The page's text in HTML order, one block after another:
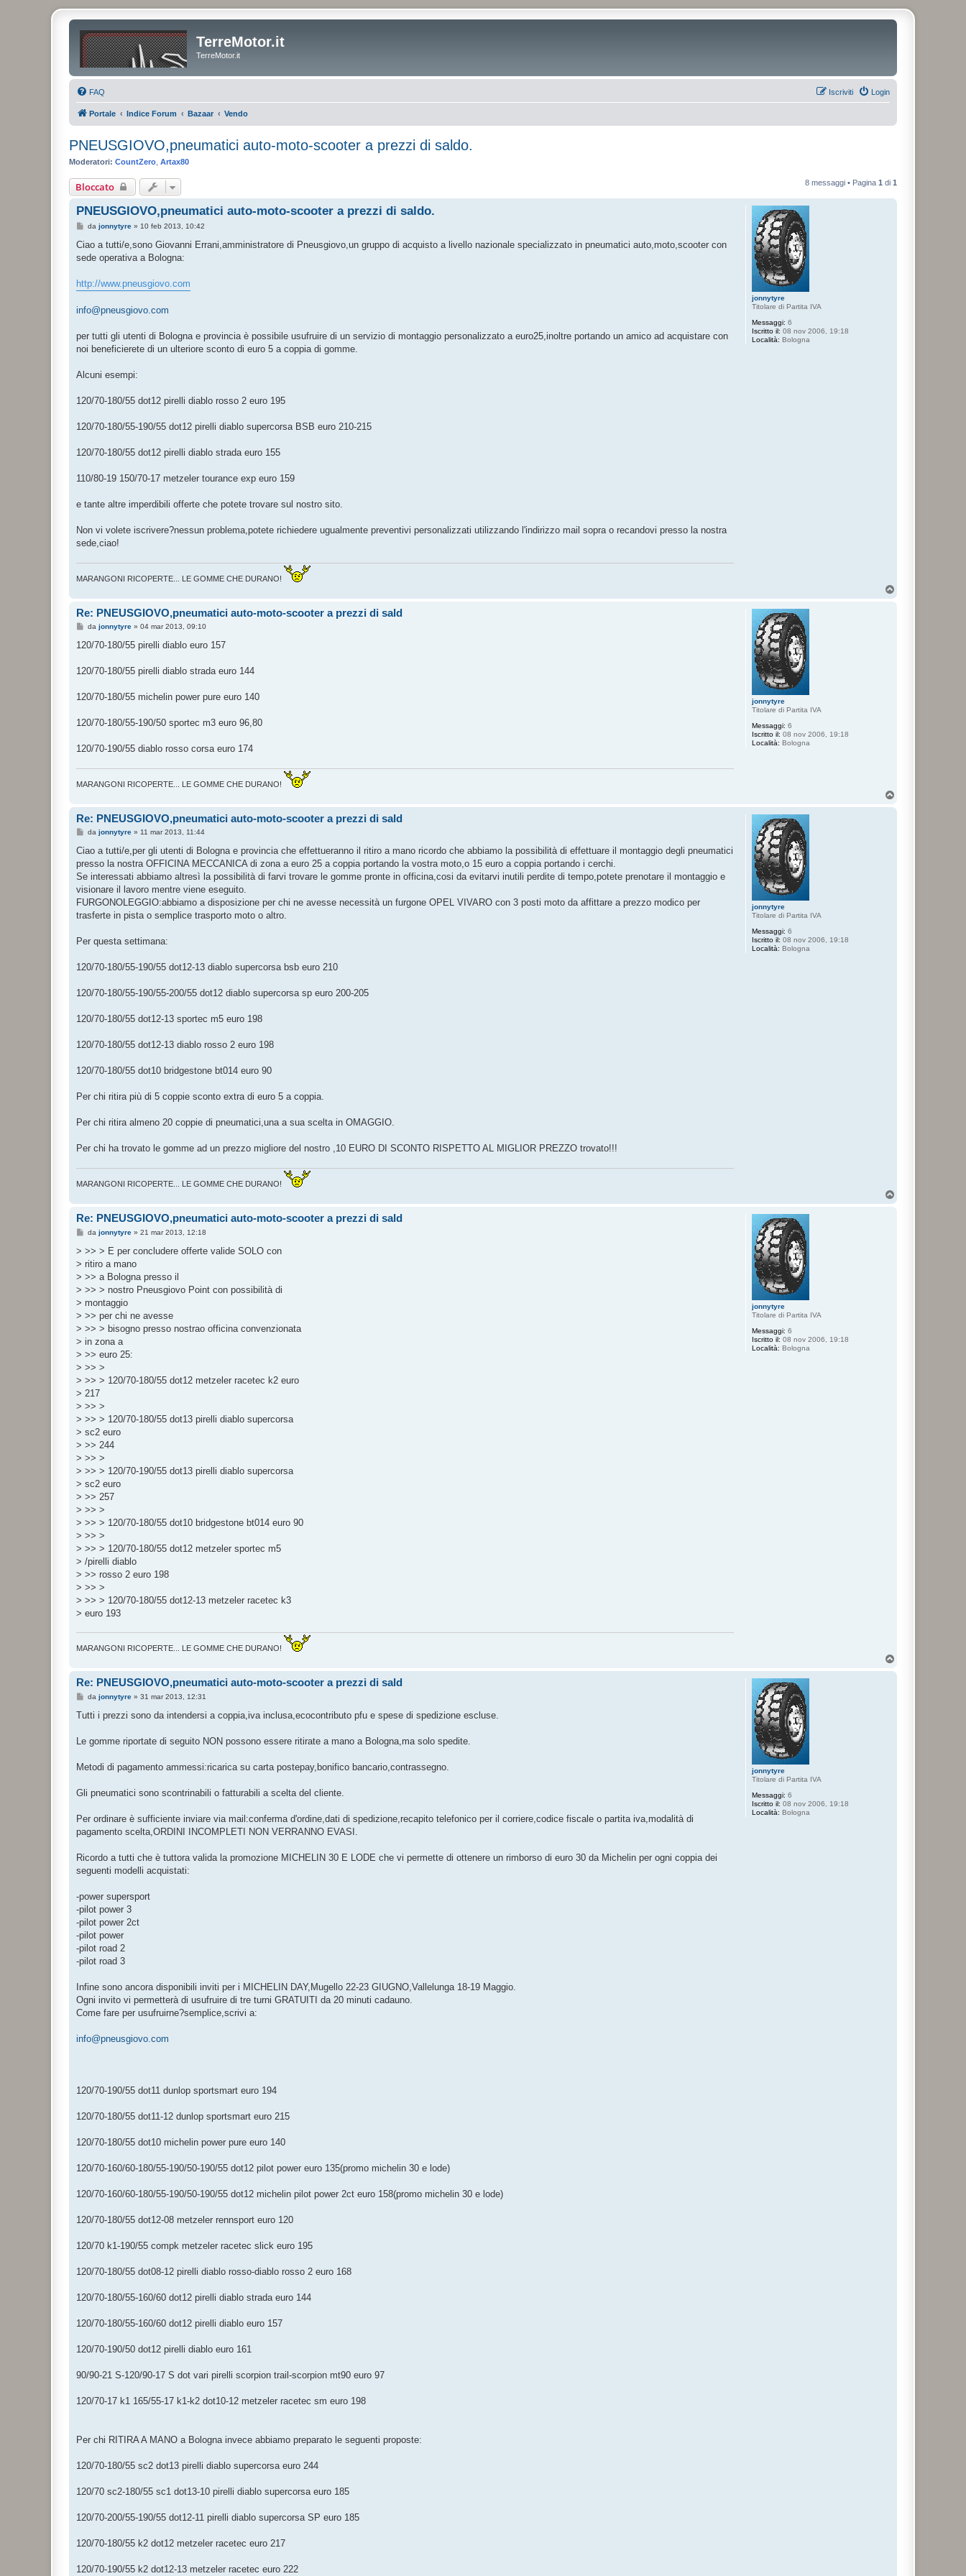
TerreMotor.it
TerreMotor.it
FAQ Login
Iscriviti
Portale Indice Forum Bazaar Vendo
PNEUSGIOVO,pneumatici auto-moto-scooter a prezzi di saldo.
Moderatori: CountZero Artax80
Bloccato 8 messaggi • Pagina 1 di 1
jonnytyre
Titolare di Partita IVA
Messaggi: 6
Iscritto il: 08 nov 2006, 19:18
Località: Bologna
PNEUSGIOVO,pneumatici auto-moto-scooter a prezzi di saldo.
M
s
a
i
da jonnytyre» 10 feb 2013, 10:42
Ciao a tutti/e,sono Giovanni Errani,amministratore di Pneusgiovo,un gruppo di acquisto a livello nazionale specializzato in pneumatici auto,moto,scooter con
sede operativa a Bologna:
http://www.pneusgiovo.com
info@pneusgiovo.com
per tutti gli utenti di Bologna e provincia è possibile usufruire di un servizio di montaggio personalizzato a euro25,inoltre portando un amico ad acquistare con
noi beneficierete di un ulteriore sconto di euro 5 a coppia di gomme.
Alcuni esempi:
120/70-180/55 dot12 pirelli diablo rosso 2 euro 195
120/70-180/55-190/55 dot12 pirelli diablo supercorsa BSB euro 210-215
120/70-180/55 dot12 pirelli diablo strada euro 155
110/80-19 150/70-17 metzeler tourance exp euro 159
e tante altre imperdibili offerte che potete trovare sul nostro sito.
Non vi volete iscrivere?nessun problema,potete richiedere ugualmente preventivi personalizzati utilizzando l'indirizzo mail sopra o recandovi presso la nostra
sede,ciao!
MARANGONI RICOPERTE... LE GOMME CHE DURANO!
jonnytyre
Titolare di Partita IVA
Messaggi: 6
Iscritto il: 08 nov 2006, 19:18
Località: Bologna
Re: PNEUSGIOVO,pneumatici auto-moto-scooter a prezzi di sald
M
s
g
o
da jonnytyre» 04 mar 2013, 09:10
120/70-180/55 pirelli diablo euro 157
120/70-180/55 pirelli diablo strada euro 144
120/70-180/55 michelin power pure euro 140
120/70-180/55-190/50 sportec m3 euro 96,80
120/70-190/55 diablo rosso corsa euro 174
MARANGONI RICOPERTE... LE GOMME CHE DURANO!
jonnytyre
Titolare di Partita IVA
Messaggi: 6
Iscritto il: 08 nov 2006, 19:18
Località: Bologna
Re: PNEUSGIOVO,pneumatici auto-moto-scooter a prezzi di sald
M
s
a
g
i
o
da jonnytyre» 11 mar 2013, 11:44
Ciao a tutti/e,per gli utenti di Bologna e provincia che effettueranno il ritiro a mano ricordo che abbiamo la possibilità di effettuare il montaggio degli pneumatici
presso la nostra OFFICINA MECCANICA di zona a euro 25 a coppia portando la vostra moto,o 15 euro a coppia portando i cerchi.
Se interessati abbiamo altresì la possibilità di farvi trovare le gomme pronte in officina,cosi da evitarvi inutili perdite di tempo,potete prenotare il montaggio e
visionare il lavoro mentre viene eseguito.
FURGONOLEGGIO:abbiamo a disposizione per chi ne avesse necessità un furgone OPEL VIVARO con 3 posti moto da affittare a prezzo modico per
trasferte in pista o semplice trasporto moto o altro.
Per questa settimana:
120/70-180/55-190/55 dot12-13 diablo supercorsa bsb euro 210
120/70-180/55-190/55-200/55 dot12 diablo supercorsa sp euro 200-205
120/70-180/55 dot12-13 sportec m5 euro 198
120/70-180/55 dot12-13 diablo rosso 2 euro 198
120/70-180/55 dot10 bridgestone bt014 euro 90
Per chi ritira più di 5 coppie sconto extra di euro 5 a coppia.
Per chi ritira almeno 20 coppie di pneumatici,una a sua scelta in OMAGGIO.
Per chi ha trovato le gomme ad un prezzo migliore del nostro ,10 EURO DI SCONTO RISPETTO AL MIGLIOR PREZZO trovato!!!
MARANGONI RICOPERTE... LE GOMME CHE DURANO!
jonnytyre
Titolare di Partita IVA
Messaggi: 6
Iscritto il: 08 nov 2006, 19:18
Località: Bologna
Re: PNEUSGIOVO,pneumatici auto-moto-scooter a prezzi di sald
M
s
a
g
i
o
da jonnytyre» 21 mar 2013, 12:18
> >> > E per concludere offerte valide SOLO con
> ritiro a mano
> >> a Bologna presso il
> >> > nostro Pneusgiovo Point con possibilità di
> montaggio
> >> per chi ne avesse
> >> > bisogno presso nostrao officina convenzionata
> in zona a
> >> euro 25:
> >> >
> >> > 120/70-180/55 dot12 metzeler racetec k2 euro
> 217
> >> >
> >> > 120/70-180/55 dot13 pirelli diablo supercorsa
> sc2 euro
> >> 244
> >> >
> >> > 120/70-190/55 dot13 pirelli diablo supercorsa
> sc2 euro
> >> 257
> >> >
> >> > 120/70-180/55 dot10 bridgestone bt014 euro 90
> >> >
> >> > 120/70-180/55 dot12 metzeler sportec m5
> /pirelli diablo
> >> rosso 2 euro 198
> >> >
> >> > 120/70-180/55 dot12-13 metzeler racetec k3
> euro 193
MARANGONI RICOPERTE... LE GOMME CHE DURANO!
jonnytyre
Titolare di Partita IVA
Messaggi: 6
Iscritto il: 08 nov 2006, 19:18
Località: Bologna
Re: PNEUSGIOVO,pneumatici auto-moto-scooter a prezzi di sald
M
s
g
o
da jonnytyre» 31 mar 2013, 12:31
Tutti i prezzi sono da intendersi a coppia,iva inclusa,ecocontributo pfu e spese di spedizione escluse.
Le gomme riportate di seguito NON possono essere ritirate a mano a Bologna,ma solo spedite.
Metodi di pagamento ammessi:ricarica su carta postepay,bonifico bancario,contrassegno.
Gli pneumatici sono scontrinabili o fatturabili a scelta del cliente.
Per ordinare è sufficiente inviare via mail:conferma d'ordine,dati di spedizione,recapito telefonico per il corriere,codice fiscale o partita iva,modalità di
pagamento scelta,ORDINI INCOMPLETI NON VERRANNO EVASI.
Ricordo a tutti che è tuttora valida la promozione MICHELIN 30 E LODE che vi permette di ottenere un rimborso di euro 30 da Michelin per ogni coppia dei
seguenti modelli acquistati:
-power supersport
-pilot power 3
-pilot power 2ct
-pilot power
-pilot road 2
-pilot road 3
Infine sono ancora disponibili inviti per i MICHELIN DAY,Mugello 22-23 GIUGNO,Vallelunga 18-19 Maggio.
Ogni invito vi permetterà di usufruire di tre turni GRATUITI da 20 minuti cadauno.
Come fare per usufruirne?semplice,scrivi a:
info@pneusgiovo.com
120/70-190/55 dot11 dunlop sportsmart euro 194
120/70-180/55 dot11-12 dunlop sportsmart euro 215
120/70-180/55 dot10 michelin power pure euro 140
120/70-160/60-180/55-190/50-190/55 dot12 pilot power euro 135(promo michelin 30 e lode)
120/70-160/60-180/55-190/50-190/55 dot12 michelin pilot power 2ct euro 158(promo michelin 30 e lode)
120/70-180/55 dot12-08 metzeler rennsport euro 120
120/70 k1-190/55 compk metzeler racetec slick euro 195
120/70-180/55 dot08-12 pirelli diablo rosso-diablo rosso 2 euro 168
120/70-180/55-160/60 dot12 pirelli diablo strada euro 144
120/70-180/55-160/60 dot12 pirelli diablo euro 157
120/70-190/50 dot12 pirelli diablo euro 161
90/90-21 S-120/90-17 S dot vari pirelli scorpion trail-scorpion mt90 euro 97
120/70-17 k1 165/55-17 k1-k2 dot10-12 metzeler racetec sm euro 198
Per chi RITIRA A MANO a Bologna invece abbiamo preparato le seguenti proposte:
120/70-180/55 sc2 dot13 pirelli diablo supercorsa euro 244
120/70 sc2-180/55 sc1 dot13-10 pirelli diablo supercorsa euro 185
120/70-200/55-190/55 dot12-11 pirelli diablo supercorsa SP euro 185
120/70-180/55 k2 dot12 metzeler racetec euro 217
120/70-190/55 k2 dot12-13 metzeler racetec euro 222